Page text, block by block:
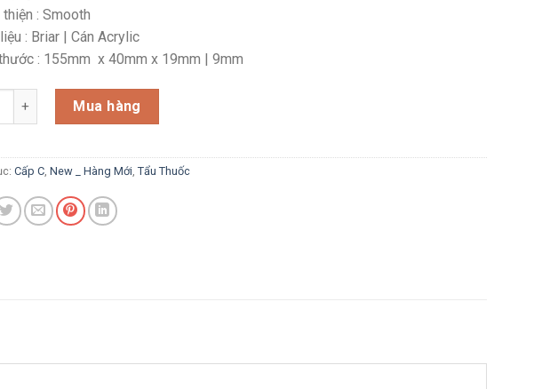
: Smooth
: Briar | Cán Acrylic
: 155mm x 40mm x 19mm | 9mm
Tẩu Butz Choquin Milleesime Limited 2013 số lượng
Mua hàng
Cấp C, New _ Hàng Mới, Tẩu Thuốc